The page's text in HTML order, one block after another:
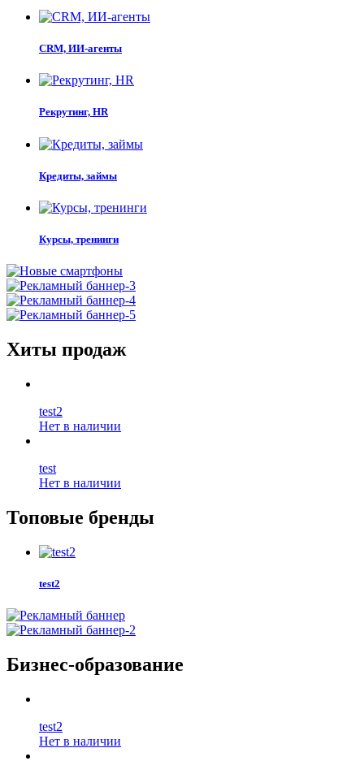
CRM, ИИ-агенты
Рекрутинг, HR
Кредиты, займы
Курсы, тренинги
Хиты продаж
test2
Нет в наличии
test
Нет в наличии
Топовые бренды
test2
Бизнес-образование
test2
Нет в наличии